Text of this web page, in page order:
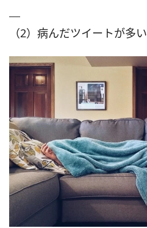
（2）病んだツイートが多い